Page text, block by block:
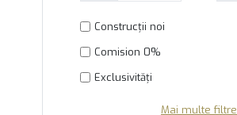
Construcții noi
Comision 0%
Exclusivități
Mai multe filtre